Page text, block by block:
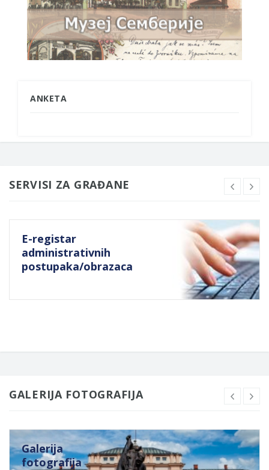
ANKETA
SERVISI ZA GRAĐANE
E-registar
administrativnih
postupaka/obrazaca
GALERIJA FOTOGRAFIJA
Galerija
fotografija